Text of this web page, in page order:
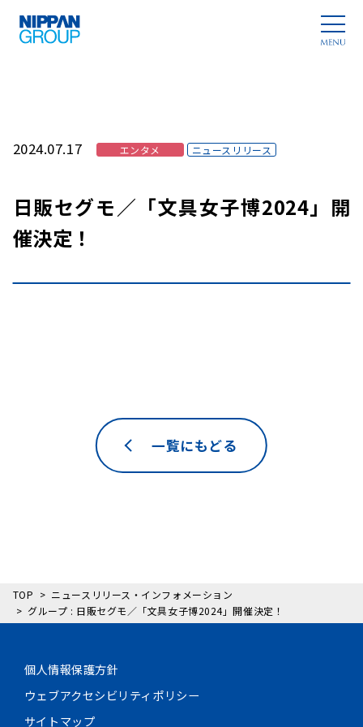
2024.07.17 エンタメ ニュースリリース
日販セグモ／「文具女子博2024」開
催決定！
一覧にもどる
TOP
ニュースリリース・インフォメーション
グループ : 日販セグモ／「文具女子博2024」開催決定！
個人情報保護方針
ウェブアクセシビリティポリシー
サイトマップ